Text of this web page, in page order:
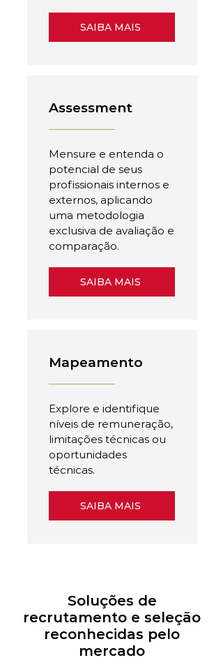
SAIBA MAIS
Assessment
Mensure e entenda o
potencial de seus
profissionais internos e
externos, aplicando
uma metodologia
exclusiva de avaliação e
comparação.
SAIBA MAIS
Mapeamento
Explore e identifique
níveis de remuneração,
limitações técnicas ou
oportunidades
técnicas.
SAIBA MAIS
Soluções de
recrutamento e seleção
reconhecidas pelo
mercado